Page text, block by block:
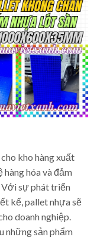
kho hàng xuất
hóa và đảm
Với sự phát triển
kế, pallet nhựa sẽ
doanh nghiệp.
những sản phẩm